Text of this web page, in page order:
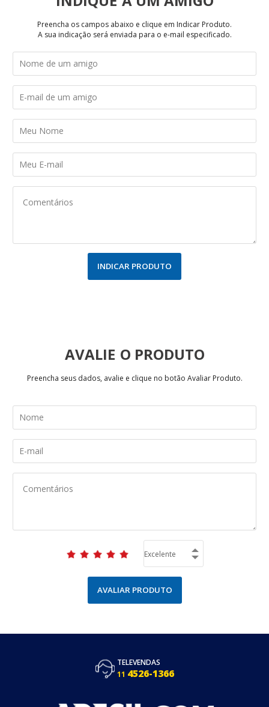
Preencha os campos abaixo e clique em Indicar Produto.
A sua indicação será enviada para o e-mail especificado.
INDICAR PRODUTO
AVALIE
Preencha seus dados, avalie e clique no botão Avaliar Produto.
AVALIAR PRODUTO
TELEVENDAS
11 4526-1366